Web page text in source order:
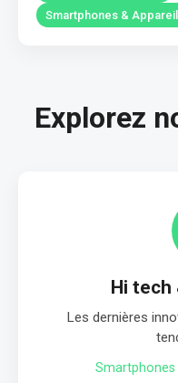
Smartphones &
Explorez
Hi tech
Les dernières